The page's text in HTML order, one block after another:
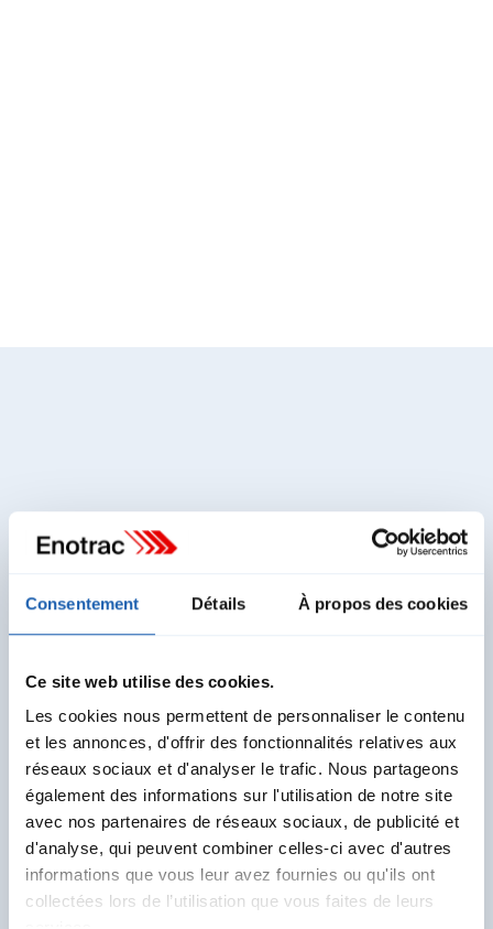
Consentement Détails À propos des cookies
Ce site web utilise des cookies.
Les cookies nous permettent de personnaliser le contenu
et les annonces, d'offrir des fonctionnalités relatives aux
réseaux sociaux et d'analyser le trafic. Nous partageons
également des informations sur l'utilisation de notre site
avec nos partenaires de réseaux sociaux, de publicité et
d'analyse, qui peuvent combiner celles-ci avec d'autres
informations que vous leur avez fournies ou qu'ils ont
collectées lors de l’utilisation que vous faites de leurs
Stephan Güpfert
Bereichsleiter Digitalisierung & Energieversorgung
Mitglied der Geschäftsleitung
stephan.guepfert@enotrac.com
+41 52 224 03 41